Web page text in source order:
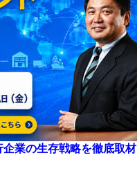
業の生存戦略を徹底取材